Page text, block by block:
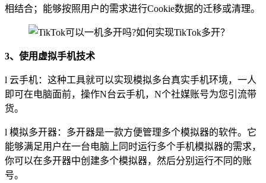
相结合；能够按照用户的需求进行Cookie数据的迁移或清理。
3、使用虚拟手机技术
l 云手机：这种工具就可以实现模拟多台真实手机环境，一人
即可在电脑面前，操作N台云手机，N个社媒账号为您引流带
货。
l 模拟多开器：多开器是一款方便管理多个模拟器的软件。它
能够满足用户在一台电脑上同时运行多个手机模拟器的需求，
你可以在多开器中创建多个模拟器，然后分别运行不同的账
号。